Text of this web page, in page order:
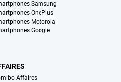
Samsung
OnePlus
Motorola
Google
Affaires